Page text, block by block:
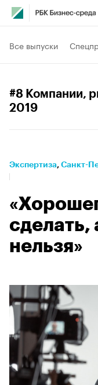
Все выпуски
#8 Компании,
2019
Экспертиза⁠, Санкт-
сделать,
нельзя»